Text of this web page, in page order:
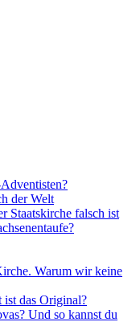
der Welt
Staatskirche falsch ist
Warum wir keine
das Original?
Und so kannst du